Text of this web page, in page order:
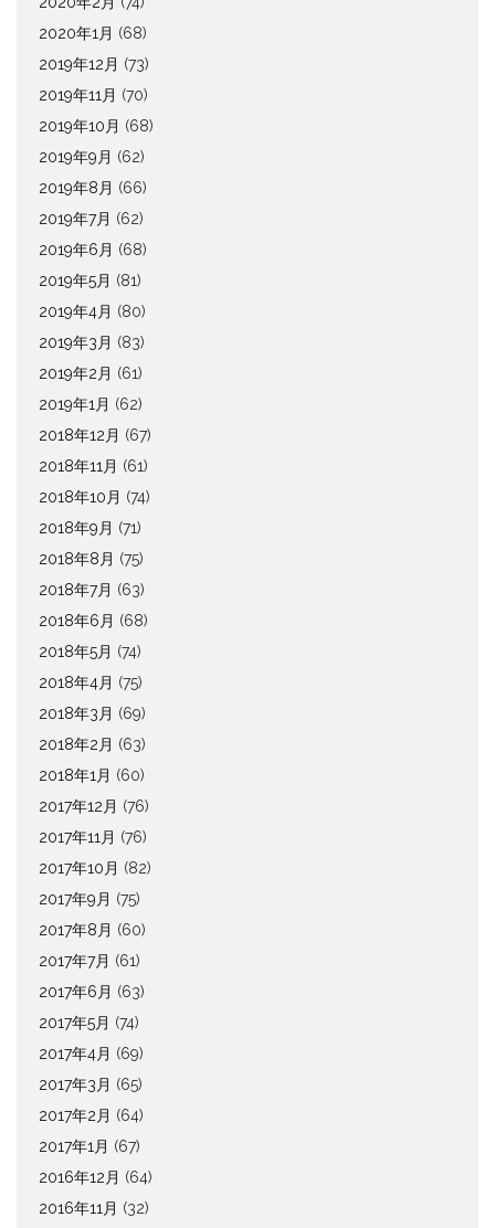
2020年1月 (68)
2019年12月 (73)
2019年11月 (70)
2019年10月 (68)
2019年9月 (62)
2019年8月 (66)
2019年7月 (62)
2019年6月 (68)
2019年5月 (81)
2019年4月 (80)
2019年3月 (83)
2019年2月 (61)
2019年1月 (62)
2018年12月 (67)
2018年11月 (61)
2018年10月 (74)
2018年9月 (71)
2018年8月 (75)
2018年7月 (63)
2018年6月 (68)
2018年5月 (74)
2018年4月 (75)
2018年3月 (69)
2018年2月 (63)
2018年1月 (60)
2017年12月 (76)
2017年11月 (76)
2017年10月 (82)
2017年9月 (75)
2017年8月 (60)
2017年7月 (61)
2017年6月 (63)
2017年5月 (74)
2017年4月 (69)
2017年3月 (65)
2017年2月 (64)
2017年1月 (67)
2016年12月 (64)
2016年11月 (32)